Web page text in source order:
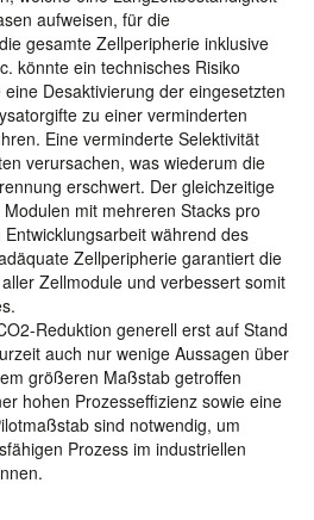
aufweisen, für die
gesamte Zellperipherie inklusive
könnte ein technisches Risiko
Desaktivierung der eingesetzten
zu einer verminderten
Eine verminderte Selektivität
verursachen, was wiederum die
erschwert. Der gleichzeitige
mit mehreren Stacks pro
während des
Zellperipherie garantiert die
Zellmodule und verbessert somit
Reduktion generell erst auf Stand
auch nur wenige Aussagen über
größeren Maßstab getroffen
hohen Prozesseffizienz sowie eine
sind notwendig, um
Prozess im industriellen